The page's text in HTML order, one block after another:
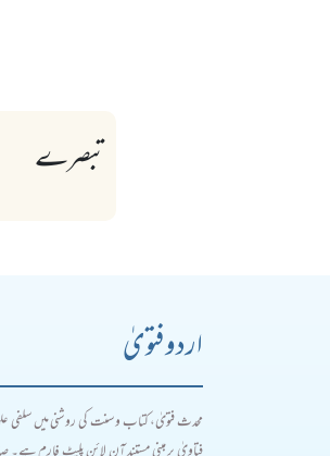
تبصرے
اردو فتویٰ
محدث فتویٰ، کتاب و سنت کی روشنی میں سلفی